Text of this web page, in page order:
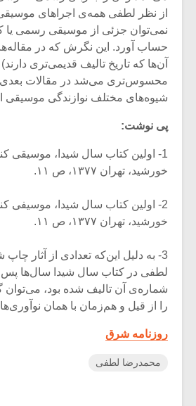
از نظر لطفی همه‌ی اجرا‌های
نمی‌توان جزئی از موسیقی رسمی یا
حساب آورد. این نگرش‌ که در
آن‌ها که تاریخ تالیف قدیمی‌تری
محسوس‌تری می‌شد در مقالات بعدی
شیوه‌های مختلف نوازندگی موسیقی
پی نوشت:
1- اولین کتاب سال شیدا، موسیقی
خورشید، تهران ۱۳۷۷، ص ۱۱.
2- اولین کتاب سال شیدا، موسیفی
خورشید، تهران ۱۳۷۷، ص ۱۱.
3- به دلیل این‌که تعدادی از آثار
لطفی در کتاب سال شیدا سال‌ها پس
شماره‌ی آن تالیف شده بود،
را از قیل و هم‌زمان با همان
روزنامه شرق
محمدرضا لطفی